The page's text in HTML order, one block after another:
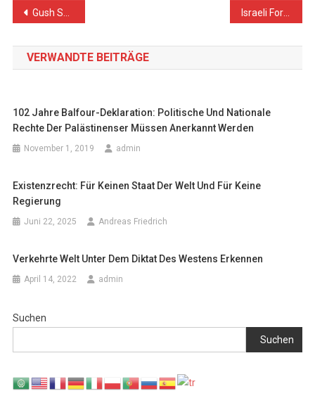
Beitragsnavigation
Gush Shalom: Der Soldat Azaria ist ein kleiner Komplize, die Hauptschuld ist die Besatzung Israeli Forces Execute Palestinian Civilian at Point-Blank Range in al-Far’ah Refugee Camp
VERWANDTE BEITRÄGE
102 Jahre Balfour-Deklaration: Politische Und Nationale
Rechte Der Palästinenser Müssen Anerkannt Werden
November 1, 2019 admin
Existenzrecht: Für Keinen Staat Der Welt Und Für Keine
Regierung
Juni 22, 2025 Andreas Friedrich
Verkehrte Welt Unter Dem Diktat Des Westens Erkennen
April 14, 2022 admin
Suchen
Suchen